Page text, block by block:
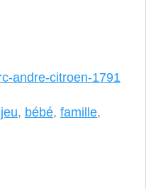
andre-citroen-1791
, bébé, famille,